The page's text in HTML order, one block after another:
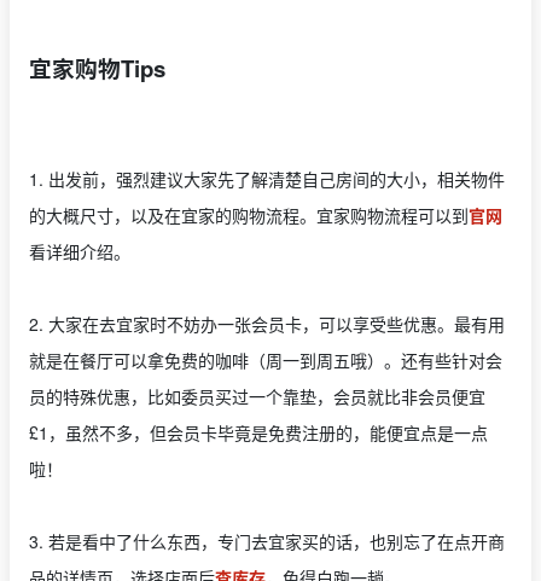
宜家购物Tips
1. 出发前，强烈建议大家先了解清楚自己房间的大小，相关物件
的大概尺寸，以及在宜家的购物流程。宜家购物流程可以到官网
看详细介绍。
2. 大家在去宜家时不妨办一张会员卡，可以享受些优惠。最有用
就是在餐厅可以拿免费的咖啡（周一到周五哦）。还有些针对会
员的特殊优惠，比如委员买过一个靠垫，会员就比非会员便宜
£1，虽然不多，但会员卡毕竟是免费注册的，能便宜点是一点
啦！
3. 若是看中了什么东西，专门去宜家买的话，也别忘了在点开商